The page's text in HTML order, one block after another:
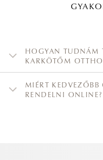
HOGYAN TUDNÁM
KARKÖTŐM
MIÉRT
RENDELNI ONLINE?